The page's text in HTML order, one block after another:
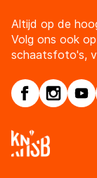
Altijd op de
Volg ons ook
schaatsfoto's,